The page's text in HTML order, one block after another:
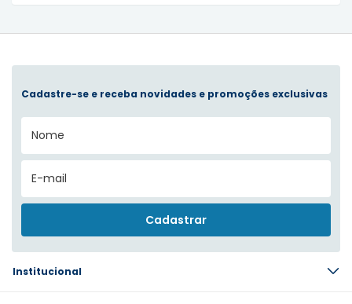
Institucional
Cadastre-se e receba novidades e promoções exclusivas